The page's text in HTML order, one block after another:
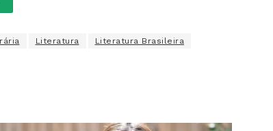
Literatura Literatura Brasileira